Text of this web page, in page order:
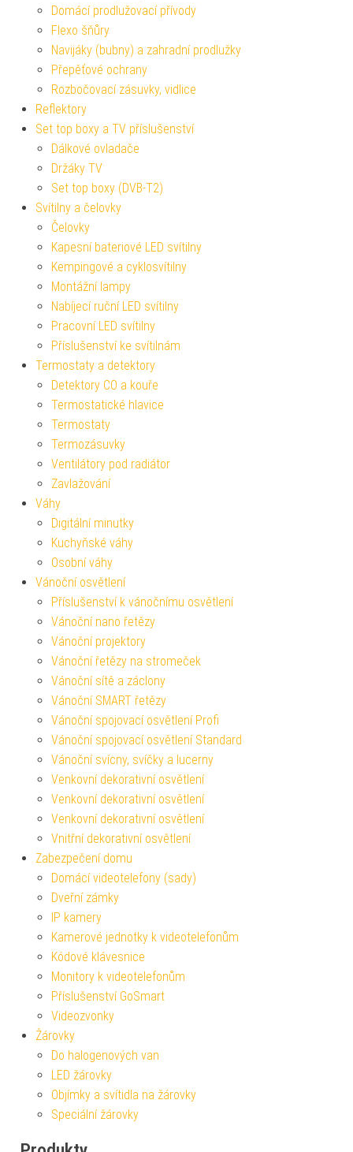
Domácí prodlužovací přívody
Flexo šňůry
Navijáky (bubny) a zahradní prodlužky
Přepěťové ochrany
Rozbočovací zásuvky, vidlice
Reflektory
Set top boxy a TV příslušenství
Dálkové ovladače
Držáky TV
Set top boxy (DVB-T2)
Svítilny a čelovky
Čelovky
Kapesní bateriové LED svítilny
Kempingové a cyklosvítilny
Montážní lampy
Nabíjecí ruční LED svítilny
Pracovní LED svítilny
Příslušenství ke svítilnám
Termostaty a detektory
Detektory CO a kouře
Termostatické hlavice
Termostaty
Termozásuvky
Ventilátory pod radiátor
Zavlažování
Váhy
Digitální minutky
Kuchyňské váhy
Osobní váhy
Vánoční osvětlení
Příslušenství k vánočnímu osvětlení
Vánoční nano řetězy
Vánoční projektory
Vánoční řetězy na stromeček
Vánoční sítě a záclony
Vánoční SMART řetězy
Vánoční spojovací osvětlení Profi
Vánoční spojovací osvětlení Standard
Vánoční svícny, svíčky a lucerny
Venkovní dekorativní osvětlení
Venkovní dekorativní osvětlení
Venkovní dekorativní osvětlení
Vnitřní dekorativní osvětlení
Zabezpečení domu
Domácí videotelefony (sady)
Dveřní zámky
IP kamery
Kamerové jednotky k videotelefonům
Kódové klávesnice
Monitory k videotelefonům
Příslušenství GoSmart
Videozvonky
Žárovky
Do halogenových van
LED žárovky
Objímky a svítidla na žárovky
Speciální žárovky